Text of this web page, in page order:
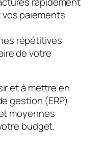
paiements
répétitives
de votre
et à mettre en
gestion (ERP)
moyennes
budget.